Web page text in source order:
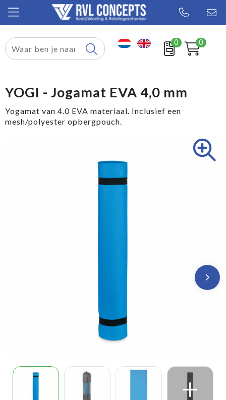
0 0
Relatiegeschenken
Tassen
Sport
YOGI - Jogamat EVA 4,0 mm
Yogamat van 4.0 EVA materiaal. Inclusief een
mesh/polyester opbergpouch.